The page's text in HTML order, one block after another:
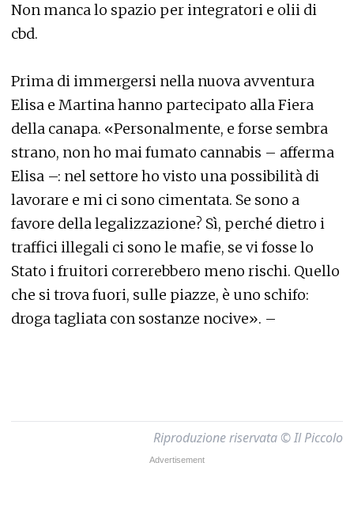
Non manca lo spazio per integratori e olii di
cbd.
Prima di immergersi nella nuova avventura
Elisa e Martina hanno partecipato alla Fiera
della canapa. «Personalmente, e forse sembra
strano, non ho mai fumato cannabis – afferma
Elisa –: nel settore ho visto una possibilità di
lavorare e mi ci sono cimentata. Se sono a
favore della legalizzazione? Sì, perché dietro i
traffici illegali ci sono le mafie, se vi fosse lo
Stato i fruitori correrebbero meno rischi. Quello
che si trova fuori, sulle piazze, è uno schifo:
droga tagliata con sostanze nocive». –
Riproduzione riservata © Il Piccolo